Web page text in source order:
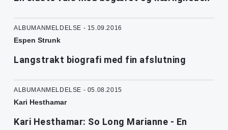
ALBUMANMELDELSE - 15.09.2016
Espen Strunk
Langstrakt biografi med fin afslutning
ALBUMANMELDELSE - 05.08.2015
Kari Hesthamar
Kari Hesthamar: So Long Marianne - En